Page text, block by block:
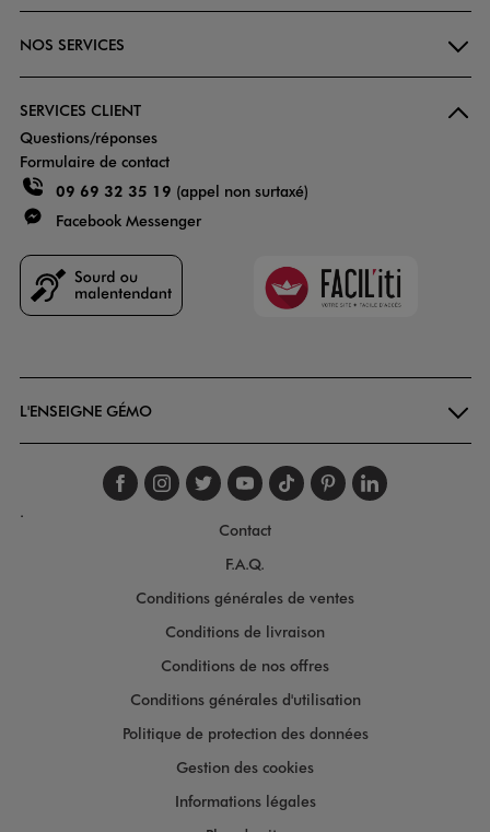
NOS SERVICES
SERVICES CLIENT
Questions/réponses
Formulaire de contact
09 69 32 35 19 (appel non surtaxé)
Facebook Messenger
Faciliti
L'ENSEIGNE GÉMO
Suivez-nous sur
Suivez-nous sur
Suivez-nous sur
Suivez-nous
Suivez-nous
Suivez-
.
Contact
F.A.Q.
Conditions générales de ventes
Conditions de livraison
Conditions de nos offres
Conditions générales d'utilisation
Politique de protection des données
Gestion des cookies
Informations légales